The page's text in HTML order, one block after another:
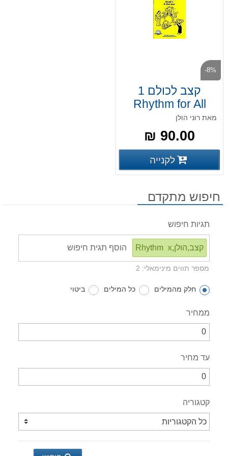
-8%
קצב לכולם 1
Rhythm for All
מאת רוני הולן
90.00 ₪
פרטים נוספים
לקנייה
חיפוש מתקדם
תגיות חיפוש
קצב,הולן,Rhythmx
מספר תווים מינימאלי: 2
חלק מהמילים כל המילים ביטוי
ממחיר
עד מחיר
קטגוריה